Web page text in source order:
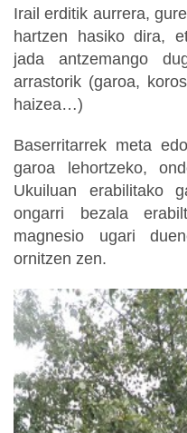
Irail erditik aurrera,
hartzen hasiko dira,
jada antzemango
arrastorik (garoa,
haizea…)
Baserritarrek meta
garoa lehortzeko,
Ukuiluan erabilitako
ongarri bezala
magnesio ugari
ornitzen zen.